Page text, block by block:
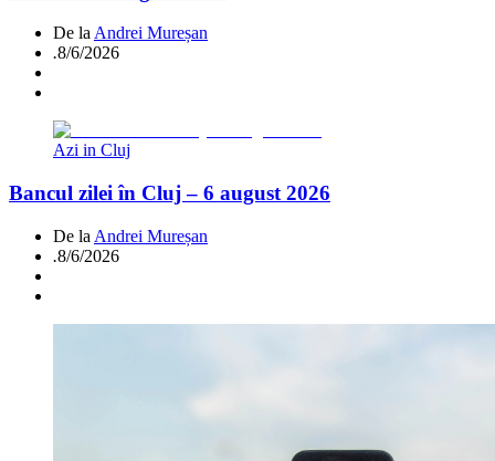
De la Andrei Mureșan
.8/6/2026
Azi in Cluj
Bancul zilei în Cluj – 6 august 2026
De la Andrei Mureșan
.8/6/2026